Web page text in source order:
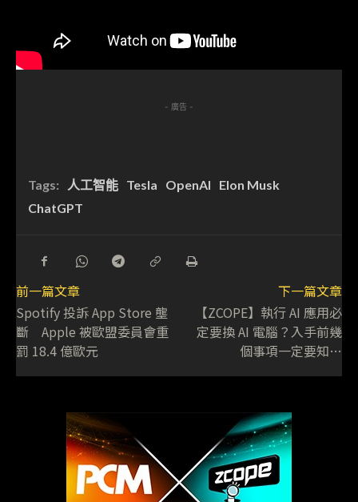
- 廣告 -
Tags: 人工智能 Tesla OpenAI
Elon Musk
ChatGPT
前一篇文章
Spotify 投訴 App Store 壟
斷 Apple 被歐盟委員會重
罰 18.4 億歐元
下一篇文章
【ZCOPE】執行 AI 應用必
定要換 AI 電腦？入手前幾
個事項一定要知…